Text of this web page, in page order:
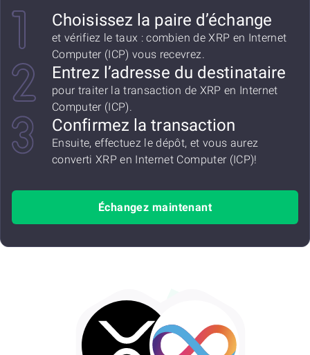
Choisissez la paire d’échange
et vérifiez le taux : combien de XRP en Internet
Computer (ICP) vous recevrez.
Entrez l’adresse du destinataire
pour traiter la transaction de XRP en Internet
Computer (ICP).
Confirmez la transaction
Ensuite, effectuez le dépôt, et vous aurez
converti XRP en Internet Computer (ICP)!
Échangez maintenant